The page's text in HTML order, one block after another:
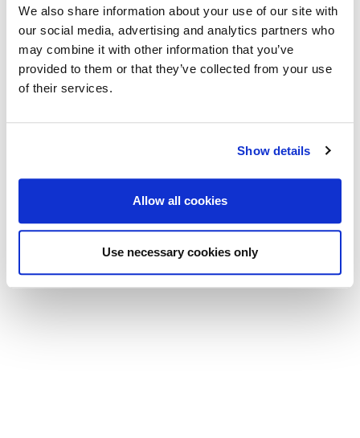
We also share information about your use of our site with
our social media, advertising and analytics partners who
may combine it with other information that you’ve
provided to them or that they’ve collected from your use
of their services.
Show details
Allow all cookies
Use necessary cookies only
fondo e manico sono in acero marezzato. Il filetto è in legno di
noce.
La lunghezza di corda è di 69,5 cm.
Photos by Matteo Pasin